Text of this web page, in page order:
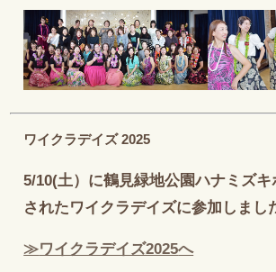
ワイクラデイズ 2025
5/10(土）に鶴見緑地公園ハナミズ
されたワイクラデイズに参加しまし
≫ワイクラデイズ2025へ